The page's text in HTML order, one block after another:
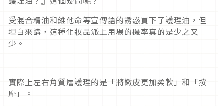
受混合精油和維他命等宣傳語的誘惑買下了護理油，但
坦白來講，這種化妝品派上用場的機率真的是少之又
少。
實際上左右角質層護理的是「將嫩皮更加柔軟」和「按
摩」。